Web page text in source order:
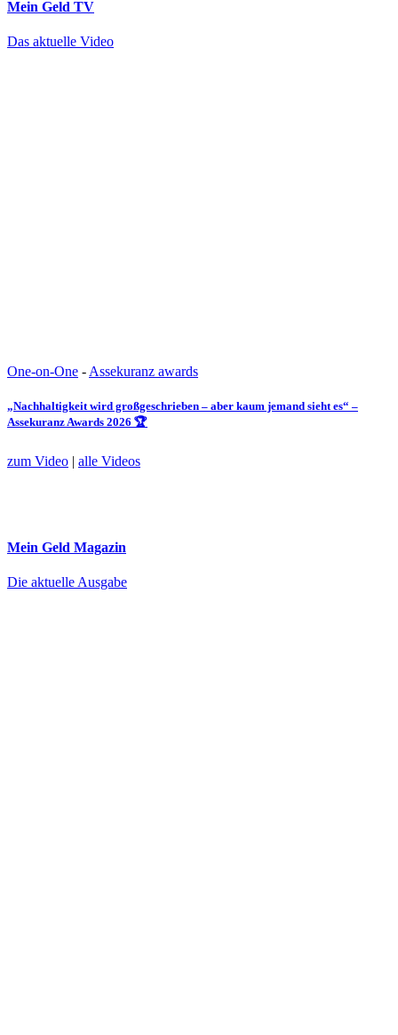
Mein Geld TV
Das aktuelle Video
One-on-One - Assekuranz awards
„Nachhaltigkeit wird großgeschrieben – aber kaum jemand sieht es“ –
Assekuranz Awards 2026 🏆
zum Video | alle Videos
Mein Geld Magazin
Die aktuelle Ausgabe